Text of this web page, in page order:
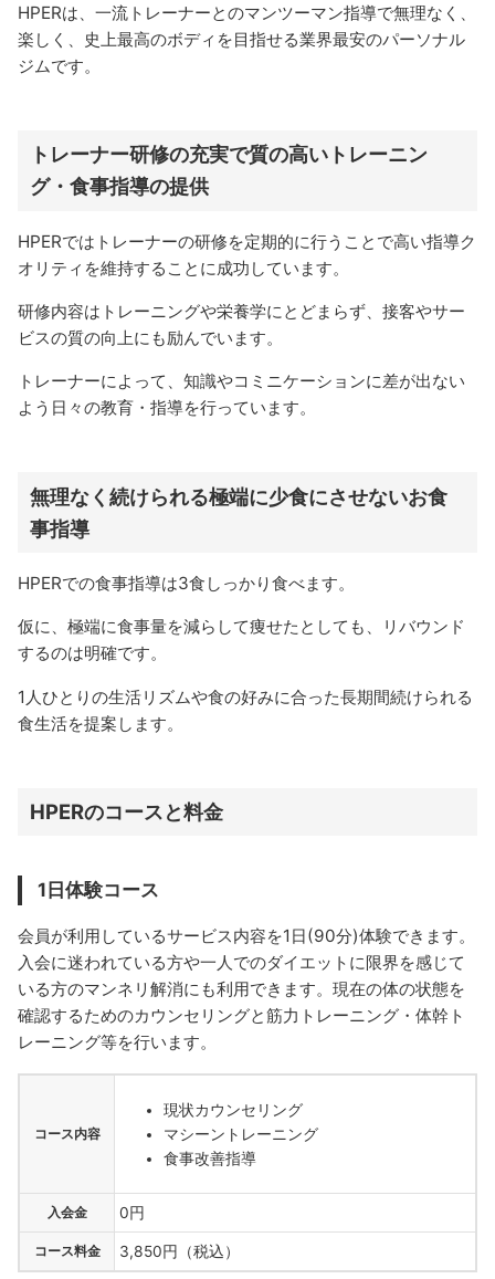
HPERは、一流トレーナーとのマンツーマン指導で無理なく、
楽しく、史上最高のボディを目指せる業界最安のパーソナル
ジムです。
トレーナー研修の充実で​質の高いトレーニン
グ・食事指導の提供
HPERではトレーナーの研修を定期的に行うことで高い指導ク
オリティを維持することに成功しています。
研修内容はトレーニングや栄養学にとどまらず、接客やサー
ビスの質の向上にも励んでいます。
トレーナーによって、知識やコミニケーションに差が出ない
よう日々の教育・指導を行っています。
無理なく続けられる極端に少食にさせないお食
事指導
HPERでの食事指導は3食しっかり食べます。
仮に、極端に食事量を減らして痩せたとしても、リバウンド
するのは明確です。
1人ひとりの生活リズムや食の好みに合った長期間続けられる
食生活を提案します。
HPERのコースと料金
1日体験コース
会員が利用しているサービス内容を1日(90分)体験できます。
入会に迷われている方や一人でのダイエットに限界を感じて
いる方のマンネリ解消にも利用できます。現在の体の状態を
確認するためのカウンセリングと筋力トレーニング・体幹ト
レーニング等を行います。
コース内容
現状カウンセリング
マシーントレーニング
食事改善指導
入会金 0円
コース料金 3,850円（税込）